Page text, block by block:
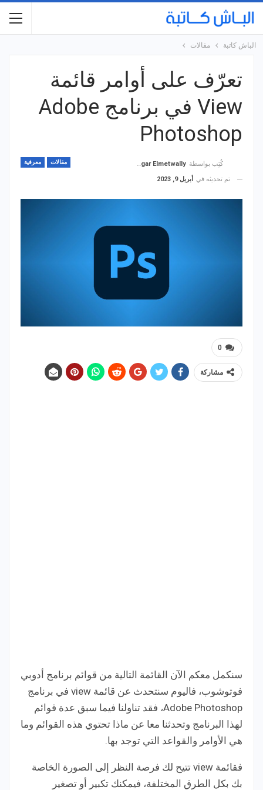
الباش كاتبة مقالات
تعرّف على أوامر قائمة
View في برنامج Adobe
Photoshop
مقالات معرفية كُتِب بواسطة Hagar Elmetwally
تم تحديثه في
أبريل 9, 2023
0
مشاركة
سنكمل معكم الآن القائمة التالية من قوائم برنامج أدوبي
فوتوشوب، فاليوم سنتحدث عن قائمة view في برنامج
Adobe Photoshop، فقد تناولنا فيما سبق عدة قوائم
لهذا البرنامج وتحدثنا معا عن ماذا تحتوي هذه القوائم وما
هي الأوامر والقواعد التي توجد بها.
فقائمة view تتيح لك فرصة النظر إلى الصورة الخاصة
بك بكل الطرق المختلفة، فيمكنك تكبير أو تصغير